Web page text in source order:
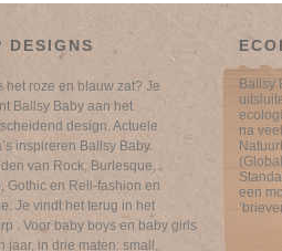
DESIGNS
het roze en blauw zat? Je
Ballsy Baby aan het
design. Actuele
inspireren Ballsy Baby.
van Rock, Burlesque,
Gothic en Reli-fashion en
Je vindt het terug in het
. Voor baby boys en baby girls
jaar, in drie maten: small,
Ballsy
na
een